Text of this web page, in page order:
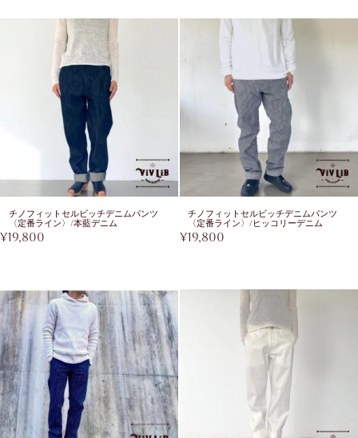
チノフィットセルビッチデニムパンツ
〈定番ライン〉/本藍デニム
¥19,800
チノフィットセルビッチデニムパンツ
〈定番ライン〉/ヒッコリーデニム
¥19,800